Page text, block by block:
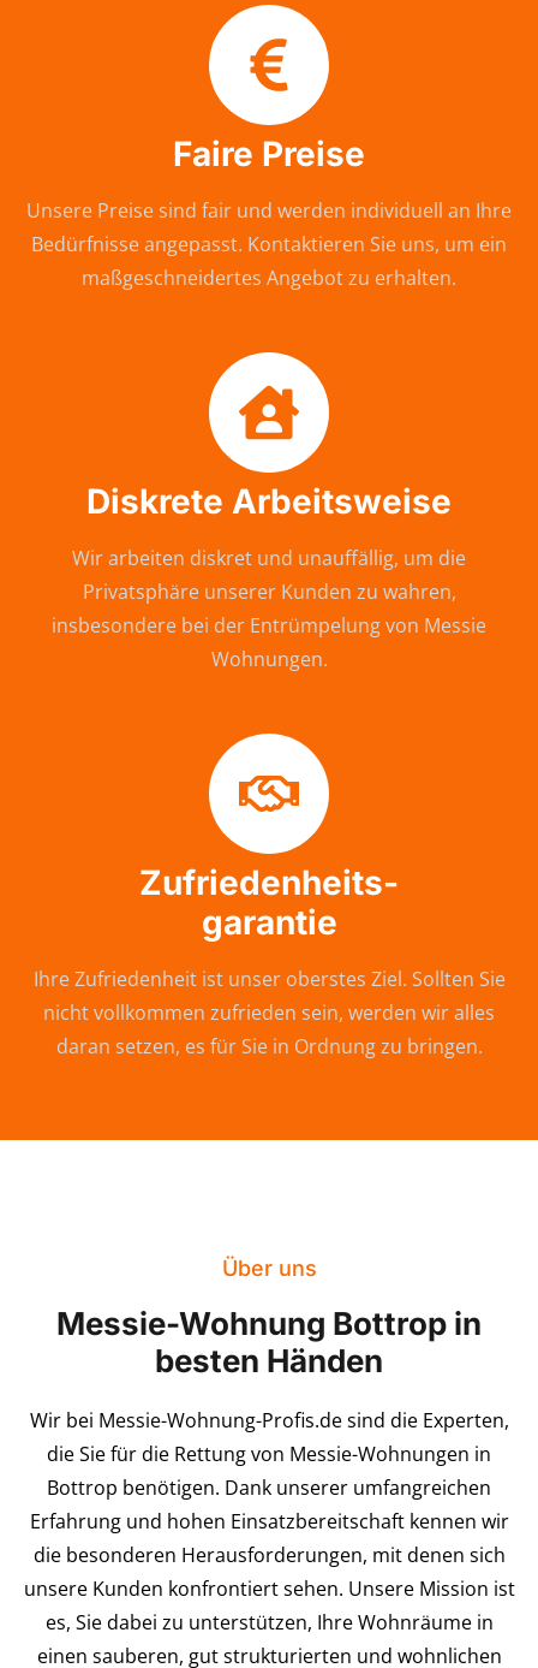
Faire Preise
Unsere Preise sind fair und werden individuell an Ihre
Bedürfnisse angepasst. Kontaktieren Sie uns, um ein
maßgeschneidertes Angebot zu erhalten.
Diskrete Arbeitsweise
Wir arbeiten diskret und unauffällig, um die
Privatsphäre unserer Kunden zu wahren,
insbesondere bei der Entrümpelung von Messie
Wohnungen.
Zufriedenheits-
garantie
Ihre Zufriedenheit ist unser oberstes Ziel. Sollten Sie
nicht vollkommen zufrieden sein, werden wir alles
daran setzen, es für Sie in Ordnung zu bringen.
Über uns
Messie-Wohnung Bottrop in
besten Händen
Wir bei Messie-Wohnung-Profis.de sind die Experten,
die Sie für die Rettung von Messie-Wohnungen in
Bottrop benötigen. Dank unserer umfangreichen
Erfahrung und hohen Einsatzbereitschaft kennen wir
die besonderen Herausforderungen, mit denen sich
unsere Kunden konfrontiert sehen. Unsere Mission ist
es, Sie dabei zu unterstützen, Ihre Wohnräume in
einen sauberen, gut strukturierten und wohnlichen